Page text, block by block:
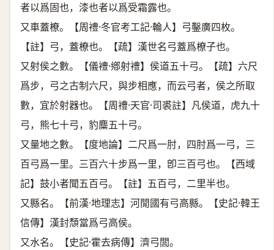
者以爲固也，漆也者以爲受霜露也。
又車蓋橑。【周禮·冬官考工記·輪人】弓鑿廣四枚。
【註】弓，蓋橑也。【疏】漢世名弓蓋爲橑子也。
又射侯之數。【儀禮·鄕射禮】侯道五十弓。【疏】六尺
爲步，弓之古制六尺，與步相應，而云弓者，侯之所取
數，宜於射器也。【周禮·天官·司裘註】凡侯道，虎九十
弓，熊七十弓，豹麋五十弓。
又量地之數。【度地論】二尺爲一肘，四肘爲一弓，三
百弓爲一里。三百六十步爲一里，卽三百弓也。【西域
記】鼓小者聞五百弓。【註】五百弓，二里半也。
又縣名。【前漢·地理志】河閒國有弓高縣。【史記·韓王
信傳】漢封頹當爲弓高侯。
又水名。【史記·霍去病傳】濟弓閭。